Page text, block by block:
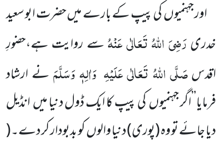
اور جہنمیوںکی پیپ کے بارے میں حضرت ابو سعید
خدریرَضِیَ اللّٰہُ تَعَالٰی عَنْہُسے روایت ہے،حضورِ
اقدسصَلَّی اللّٰہُ تَعَالٰی عَلَیْہِ وَاٰلِہٖ وَسَلَّمَنے ارشاد
فرمایا’’اگر جہنمیوںکی پیپ کا ایک ڈول دنیا میںانڈیل
دیا جائے تو وہ(پوری)دنیا والوںکو بدبودار کر دے۔(